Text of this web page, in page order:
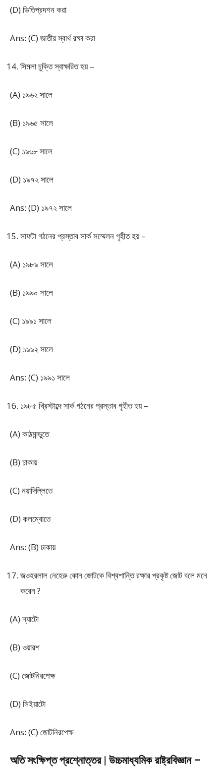
(D) ভিতিপ্রদশন করা
Ans: (C) জাতীয় স্বার্থ রক্ষা করা
সিমলা চুক্তি স্বাক্ষরিত হয় –
(A) ১৯৬২ সালে
(B) ১৯৬৫ সালে
(C) ১৯৬৮ সালে
(D) ১৯৭২ সালে
Ans: (D) ১৯৭২ সালে
সাফটা গঠনের প্রস্তাব সার্ক সম্মেলন গৃহীত হয় –
(A) ১৯৮৯ সালে
(B) ১৯৯০ সালে
(C) ১৯৯১ সালে
(D) ১৯৯২ সালে
Ans: (C) ১৯৯১ সালে
১৯৮৫ খ্রিস্টাব্দে সার্ক গঠনের প্রস্তাব গৃহীত হয় –
(A) কাঠমান্ডুতে
(B) ঢাকায়
(C) নয়াদিল্লিতে
(D) কলম্বোতে
Ans: (B) ঢাকায়
জওহরলাল নেহেরু কোন জোটকে বিশ্বশান্তি রক্ষার প্রকৃষ্ট জোট বলে মনে
করেন ?
(A) ন্যাটো
(B) ওয়ারশ
(C) জোটনিরপেক্ষ
(D) সিইয়াটো
Ans: (C) জোটনিরপেক্ষ
অতি সংক্ষিপ্ত প্রশ্নোত্তর | উচ্চমাধ্যমিক রাষ্ট্রবিজ্ঞান –